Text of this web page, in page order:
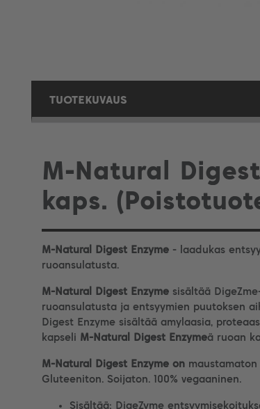
TUOTEKUVAUS
M-Natural
kaps.
M-Natural Digest Enzyme - laadukas
ruoansulatusta.
M-Natural Digest Enzyme sisältää
ruoansulatusta ja entsyymien puutoksen
Digest Enzyme sisältää amylaasia,
kapseli M-Natural Digest Enzymeä ruoan
M-Natural Digest Enzyme on maustamaton
Gluteeniton. Soijaton. 100% vegaaninen.
Sisältää: DigeZyme